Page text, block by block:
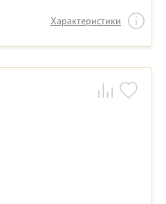
Характеристики